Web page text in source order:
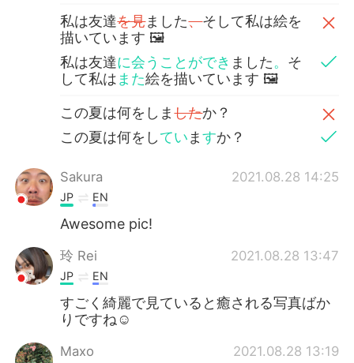
私は友達を見ました、そして私は絵を
描いています 🖼
私は友達に会うことができ ました。 そ
して私はまた絵を描いています 🖼
この夏は何をしましたか？
この夏は何をしていますか？
Sakura 2021.08.28 14:25
JP EN
Awesome pic!
玲 Rei 2021.08.28 13:47
JP EN
すごく綺麗で見ていると癒される写真ばか
りですね☺️
Maxo 2021.08.28 13:19